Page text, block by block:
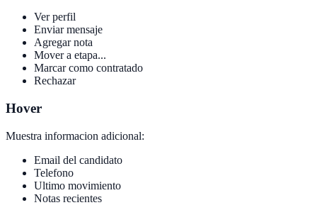
Ver perfil
Enviar mensaje
Agregar nota
Mover a etapa...
Marcar como contratado
Rechazar
Hover
Muestra informacion adicional:
Email del candidato
Telefono
Ultimo movimiento
Notas recientes